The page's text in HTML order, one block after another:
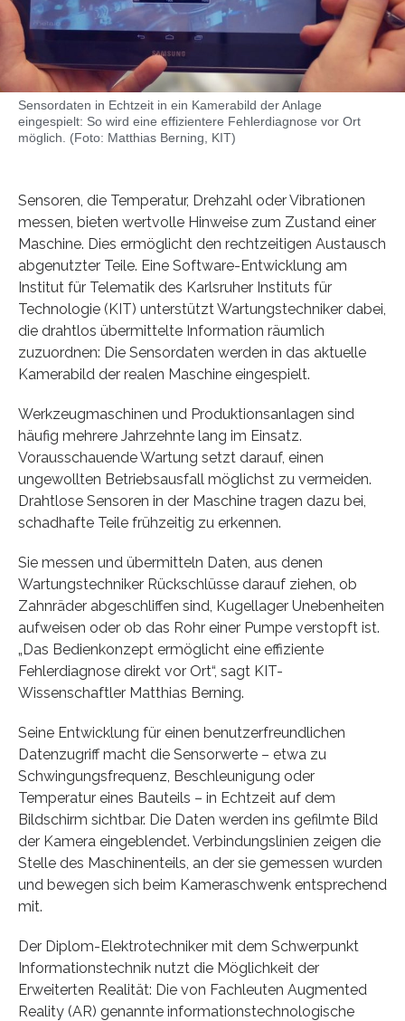
Sensordaten in Echtzeit in ein Kamerabild der Anlage
eingespielt: So wird eine effizientere Fehlerdiagnose vor Ort
möglich. (Foto: Matthias Berning, KIT)
Sensoren, die Temperatur, Drehzahl oder Vibrationen
messen, bieten wertvolle Hinweise zum Zustand einer
Maschine. Dies ermöglicht den rechtzeitigen Austausch
abgenutzter Teile. Eine Software-Entwicklung am
Institut für Telematik des Karlsruher Instituts für
Technologie (KIT) unterstützt Wartungstechniker dabei,
die drahtlos übermittelte Information räumlich
zuzuordnen: Die Sensordaten werden in das aktuelle
Kamerabild der realen Maschine eingespielt.
Werkzeugmaschinen und Produktionsanlagen sind
häufig mehrere Jahrzehnte lang im Einsatz.
Vorausschauende Wartung setzt darauf, einen
ungewollten Betriebsausfall möglichst zu vermeiden.
Drahtlose Sensoren in der Maschine tragen dazu bei,
schadhafte Teile frühzeitig zu erkennen.
Sie messen und übermitteln Daten, aus denen
Wartungstechniker Rückschlüsse darauf ziehen, ob
Zahnräder abgeschliffen sind, Kugellager Unebenheiten
aufweisen oder ob das Rohr einer Pumpe verstopft ist.
„Das Bedienkonzept ermöglicht eine effiziente
Fehlerdiagnose direkt vor Ort“, sagt KIT-
Wissenschaftler Matthias Berning.
Seine Entwicklung für einen benutzerfreundlichen
Datenzugriff macht die Sensorwerte – etwa zu
Schwingungsfrequenz, Beschleunigung oder
Temperatur eines Bauteils – in Echtzeit auf dem
Bildschirm sichtbar. Die Daten werden ins gefilmte Bild
der Kamera eingeblendet. Verbindungslinien zeigen die
Stelle des Maschinenteils, an der sie gemessen wurden
und bewegen sich beim Kameraschwenk entsprechend
mit.
Der Diplom-Elektrotechniker mit dem Schwerpunkt
Informationstechnik nutzt die Möglichkeit der
Erweiterten Realität: Die von Fachleuten Augmented
Reality (AR) genannte informationstechnologische